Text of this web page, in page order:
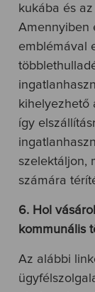
kukába és
Amennyiben
emblémával
kihelyezhető
így
szelektáljon,
számára
6. Hol
kommunális
Az alábbi